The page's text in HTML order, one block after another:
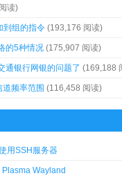
读)
到组的指令 (193,176 阅读)
的5种情况 (175,907 阅读)
通银行网银的问题了 (169,188
道频率范围 (116,458 阅读)
用SSH服务器
Wayland